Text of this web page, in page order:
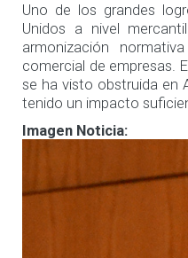
Uno de los grandes
Unidos a nivel
armonización
comercial de empresas.
se ha visto obstruida en
tenido un impacto
Imagen Noticia: